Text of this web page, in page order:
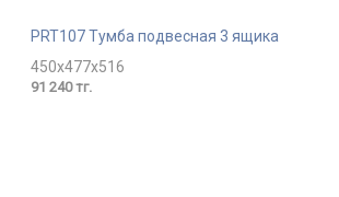
PRT107 Тумба подвесная 3 ящика
450x477x516
91 240 тг.